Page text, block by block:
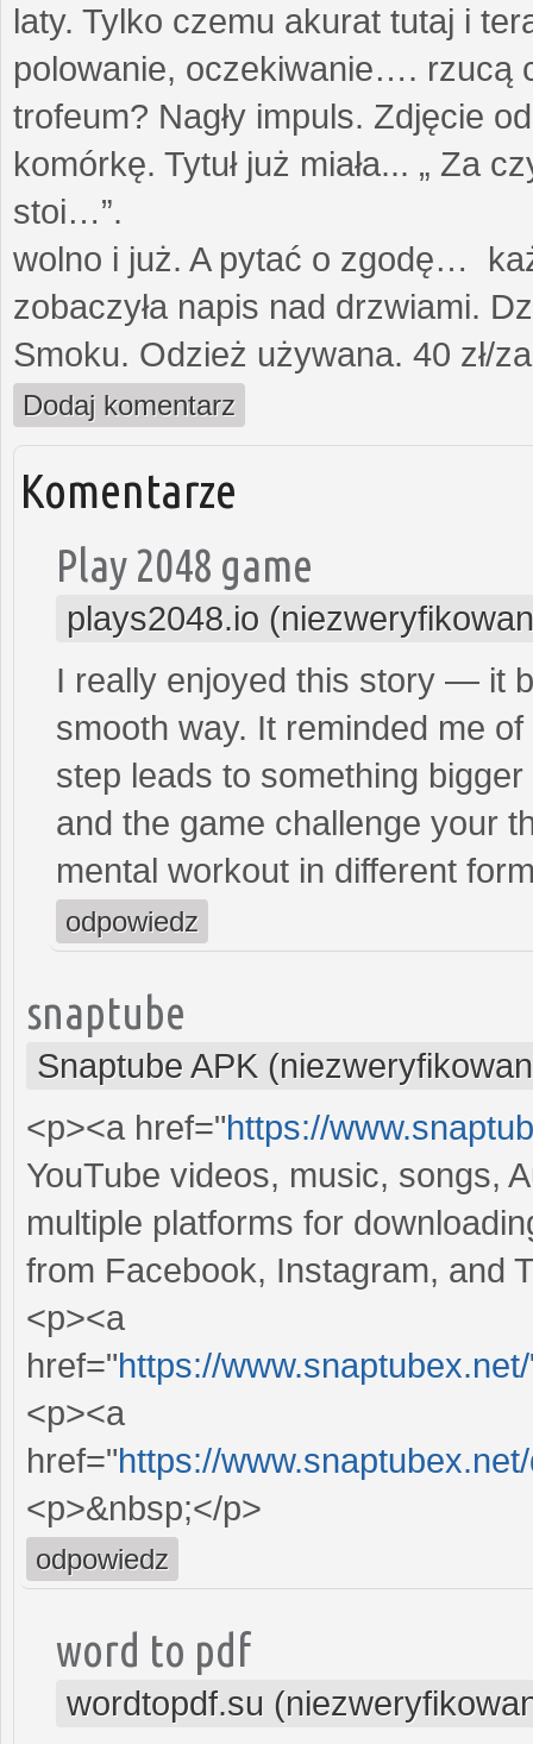
laty. Tylko czemu akurat tutaj i
polowanie, oczekiwanie…. rzucą
trofeum? Nagły impuls. Zdjęcie
komórkę. Tytuł już miała... „ Za
stoi…”.
wolno i już. A pytać o zgodę…
zobaczyła napis nad drzwiami.
Smoku. Odzież używana. 40 zł/
Dodaj komentarz
Komentarze
Play 2048 game
plays2048.io
I really enjoyed this story — it
smooth way. It reminded me
step leads to something
and the game challenge your
mental workout in different
odpowiedz
snaptube
Snaptube APK
<p><a href="https://
YouTube videos, music, songs,
multiple platforms for
from Facebook, Instagram, and
<p><a
href="https://
<p><a
href="https://
<p>&nbsp;</p>
odpowiedz
word to pdf
wordtopdf.su